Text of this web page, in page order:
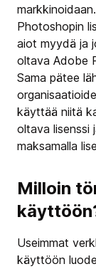
Photoshopin
aiot myydä ja
oltava Adobe
Sama pätee
käyttää niitä
oltava lisenssi
maksamalla
Milloin
Useimmat
käyttöön